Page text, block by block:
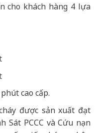
cho khách hàng 4 lựa
cao cấp.
được sản xuất đạt
Sát PCCC và Cứu nạn